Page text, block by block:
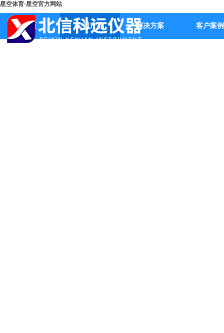
星空体育·星空官方网站
首页 公司产品 解决方案 客户案例